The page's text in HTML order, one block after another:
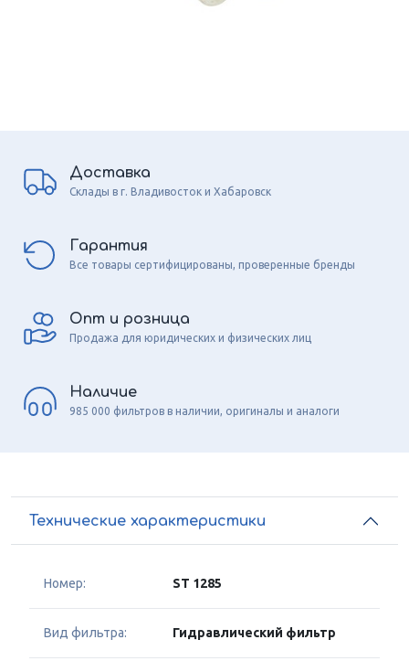
Доставка
Склады в г. Владивосток и Хабаровск
Гарантия
Все товары сертифицированы, проверенные бренды
Опт и розница
Продажа для юридических и физических лиц
Наличие
985 000 фильтров в наличии, оригиналы и аналоги
Технические характеристики
Номер: ST 1285
Вид фильтра: Гидравлический фильтр